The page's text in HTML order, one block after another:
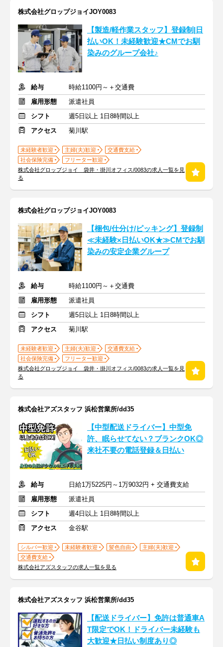
株式会社グロップジョイJOY0083
【製造/軽作業スタッフ】登録制|日
払いOK！未経験歓迎★CMでお馴
染みのグループ会社♪
給与
時給1100円～＋交通費
雇用形態
派遣社員
シフト
週5日以上 1日8時間以上
アクセス
菊川駅
未経験者歓迎 主婦(夫)歓迎
交通費支給
社会保険完備
フリーター歓迎
株式会社グロップジョイ 袋井・掛川オフィス/0083の求人一覧を見
る
株式会社グロップジョイJOY0083
【梱包/仕分け/ピッキング】登録制
≪未経験×日払いOK★≫CMでお馴
染みの安定企業グループ
給与
時給1100円～＋交通費
雇用形態
派遣社員
シフト
週5日以上 1日8時間以上
アクセス
菊川駅
未経験者歓迎 主婦(夫)歓迎
交通費支給
社会保険完備
フリーター歓迎
株式会社グロップジョイ 袋井・掛川オフィス/0083の求人一覧を見
る
株式会社アズスタッフ 浜松営業所/dd35
【中型配送ドライバー】中型免
許、眠らせてない？ブランクOK◎
来社不要の電話登録＆日払い
給与
日給1万5225円～1万9032円 + 交通費支給
雇用形態
派遣社員
シフト
週4日以上 1日8時間以上
アクセス
金谷駅
シルバー歓迎 未経験者歓迎 髪色自由
主婦(夫)歓迎
交通費支給
株式会社アズスタッフの求人一覧を見る
株式会社アズスタッフ 浜松営業所/dd35
【配送ドライバー】免許は普通車A
T限定でOK！ドライバー未経験も
大歓迎★日払い制度あり◎